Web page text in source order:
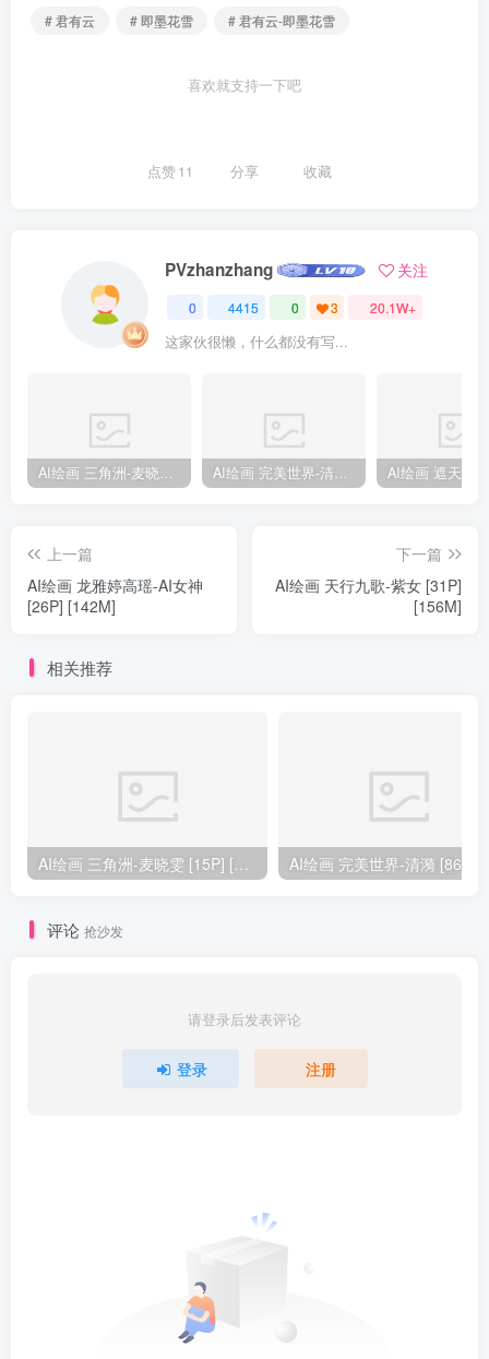
# 君有云
# 即墨花雪 # 君有云-即墨花雪
喜欢就支持一下吧
点赞11 分享 收藏
PVzhanzhang 关注
0 4415 0 3 20.1W+
这家伙很懒，什么都没有写...
AI绘画 三角洲-麦晓雯 [15P] [57M] AI绘画 完美世界-清漪 [86P] [1173M]
上一篇
AI绘画 龙雅婷高瑶-AI女神
[26P] [142M]
下一篇
AI绘画 天行九歌-紫女 [31P]
[156M]
相关推荐
AI绘画 三角洲-麦晓雯 [15P] [57M]
评论 抢沙发
请登录后发表评论
登录 注册